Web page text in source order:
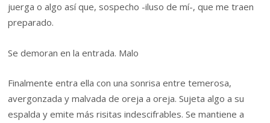
juerga o algo así que, sospecho -iluso de mí-, que me traen
preparado.
Se demoran en la entrada. Malo
Finalmente entra ella con una sonrisa entre temerosa,
avergonzada y malvada de oreja a oreja. Sujeta algo a su
espalda y emite más risitas indescifrables. Se mantiene a